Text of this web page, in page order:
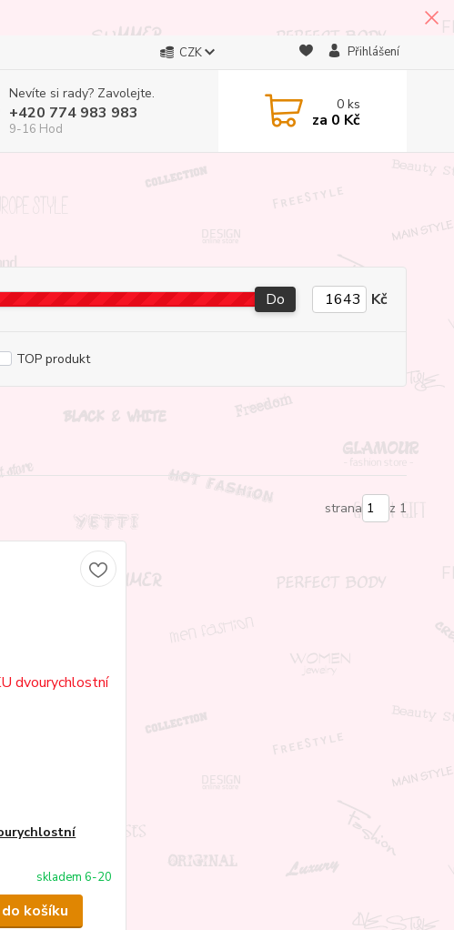
CZK Přihlášení
Nevíte si rady? Zavolejte.
+420 774 983 983
9-16 Hod
0ks
za 0 Kč
Do Kč
TOP produkt
strana z 1
skladem 6-20
košíku